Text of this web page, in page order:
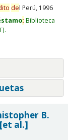
del Perú, 1996
: Biblioteca
.
B.
al.]